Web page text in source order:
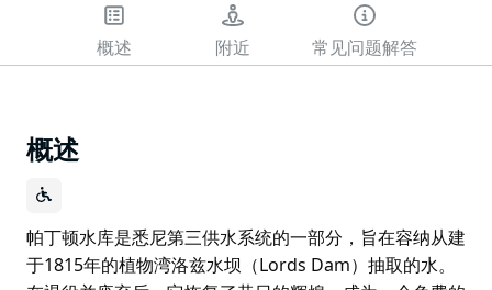
概述 附近 常见问题解答
概述
帕丁顿水库是悉尼第三供水系统的一部分，旨在容纳从建
于1815年的植物湾洛兹水坝（Lords Dam）抽取的水。